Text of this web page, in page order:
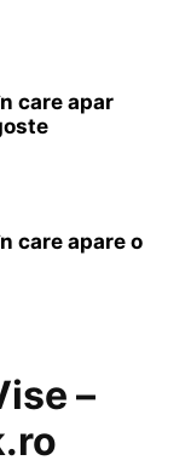
care apar
care apare o
–